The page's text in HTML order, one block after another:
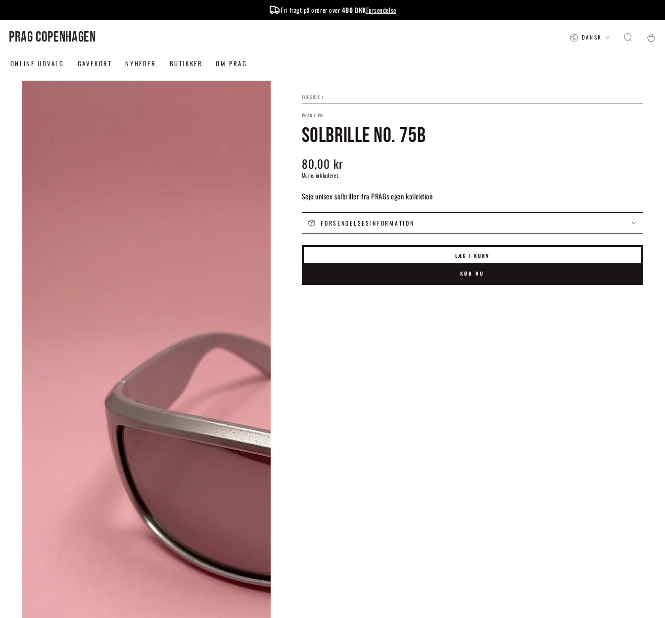
Fri fragt på ordrer over 400 DKKForsendelse
PRAG COPENHAGEN
ONLINE UDVALG GAVEKORT NYHEDER BUTIKKER OM PRAG
SprogDANSK Kurv
FORSIDE /
PRAG CPH
SOLBRILLE NO. 75B
Normalpris
80,00 kr
Moms inkluderet.
Seje unisex solbriller fra PRAGs egen kollektion
FORSENDELSESINFORMATION
LÆG I KURV
KØB NU